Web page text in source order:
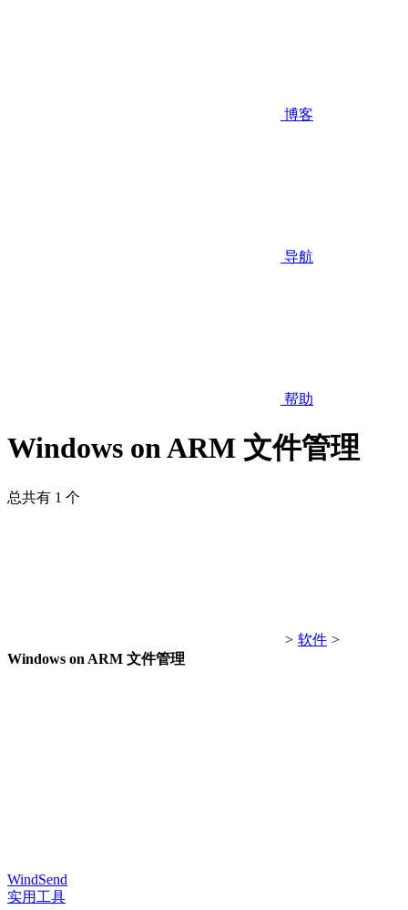
博客
导航
帮助
Windows on ARM 文件管理
总共有 1 个
> 软件 >
Windows on ARM 文件管理
WindSend
实用工具